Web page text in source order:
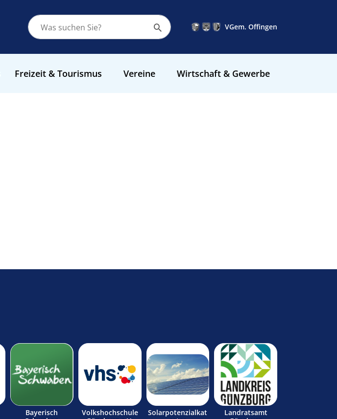
VGem. Offingen
Freizeit & Tourismus Vereine Wirtschaft & Gewerbe
Bayerisch
Volkshochschule
Solarpotenzialkat
Landratsamt